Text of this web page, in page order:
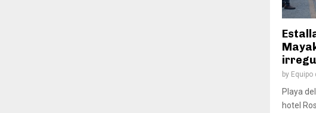
by Equipo
Playa
hotel